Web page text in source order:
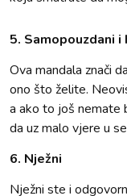
5. Samopouzdani i
Ova mandala znači
ono što želite.
a ako to još nemate
da uz malo vjere u
6. Nježni
Nježni ste i